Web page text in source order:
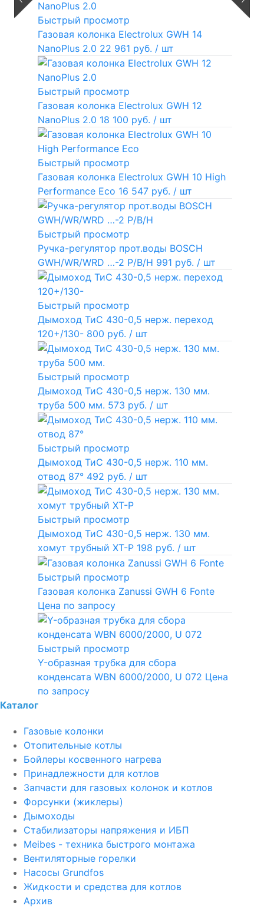
Быстрый просмотр
Газовая колонка Electrolux GWH 14
NanoPlus 2.0 22 961 руб. / шт
Быстрый просмотр
Газовая колонка Electrolux GWH 12
NanoPlus 2.0 18 100 руб. / шт
Быстрый просмотр
Газовая колонка Electrolux GWH 10 High
Performance Eco 16 547 руб. / шт
Быстрый просмотр
Ручка-регулятор прот.воды BOSCH
GWH/WR/WRD …-2 P/B/H 991 руб. / шт
Быстрый просмотр
Дымоход ТиС 430-0,5 нерж. переход
120+/130- 800 руб. / шт
Быстрый просмотр
Дымоход ТиС 430-0,5 нерж. 130 мм.
труба 500 мм. 573 руб. / шт
Быстрый просмотр
Дымоход ТиС 430-0,5 нерж. 110 мм.
отвод 87° 492 руб. / шт
Быстрый просмотр
Дымоход ТиС 430-0,5 нерж. 130 мм.
хомут трубный ХТ-Р 198 руб. / шт
Быстрый просмотр
Газовая колонка Zanussi GWH 6 Fonte
Цена по запросу
Быстрый просмотр
Y-образная трубка для сбора
конденсата WBN 6000/2000, U 072 Цена
по запросу
Каталог
Газовые колонки
Отопительные котлы
Бойлеры косвенного нагрева
Принадлежности для котлов
Запчасти для газовых колонок и котлов
Форсунки (жиклеры)
Дымоходы
Стабилизаторы напряжения и ИБП
Meibes - техника быстрого монтажа
Вентиляторные горелки
Насосы Grundfos
Жидкости и средства для котлов
Архив